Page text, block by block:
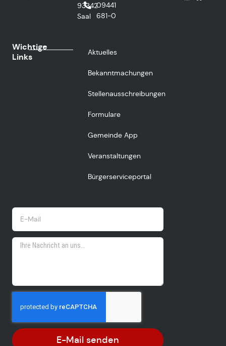
93342
Saal
09441
681-0
Wichtige
Links
Aktuelles
Bekanntmachungen
Stellenausschreibungen
Formulare
Gemeinde App
Veranstaltungen
Bürgerserviceportal
E-Mail senden